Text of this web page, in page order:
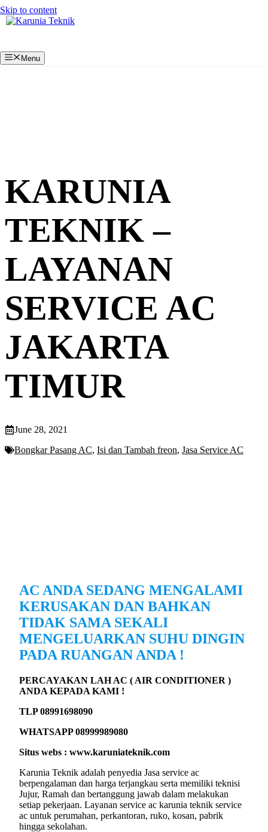
Skip to content
Menu
KARUNIA
TEKNIK –
LAYANAN
SERVICE AC
JAKARTA
TIMUR
June 28, 2021
Bongkar Pasang AC, Isi dan Tambah freon, Jasa Service AC
AC ANDA SEDANG MENGALAMI
KERUSAKAN DAN BAHKAN
TIDAK SAMA SEKALI
MENGELUARKAN SUHU DINGIN
PADA RUANGAN ANDA !
PERCAYAKAN LAH AC ( AIR CONDITIONER )
ANDA KEPADA KAMI !
TLP 08991698090
WHATSAPP 08999989080
Situs webs : www.karuniateknik.com
Karunia Teknik adalah penyedia Jasa service ac
berpengalaman dan harga terjangkau serta memiliki teknisi
Jujur, Ramah dan bertanggung jawab dalam melakukan
setiap pekerjaan. Layanan service ac karunia teknik service
ac untuk perumahan, perkantoran, ruko, kosan, pabrik
hingga sekolahan.